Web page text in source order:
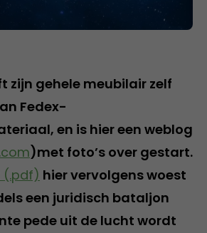
zijn gehele meubilair zelf
Fedex-
en is hier een weblog
)met foto’s over gestart.
(.pdf) hier vervolgens woest
een juridisch bataljon
pede uit de lucht wordt